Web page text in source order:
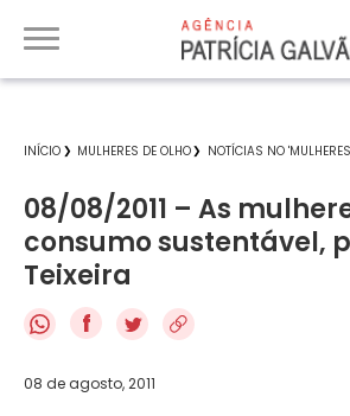
INÍCIO MULHERES DE OLHO NOTÍCIAS NO
08/08/2011 – As
consumo sustentável,
Teixeira
f
08 de agosto, 2011